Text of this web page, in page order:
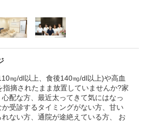
㎎/dl以上、食後140㎎/dl以上)や高血
摘されたまま放置していませんか?家
配な方、最近太ってきて気にはなっ
受診するタイミングがない方、甘い
ない方、通院が途絶えている方、 お